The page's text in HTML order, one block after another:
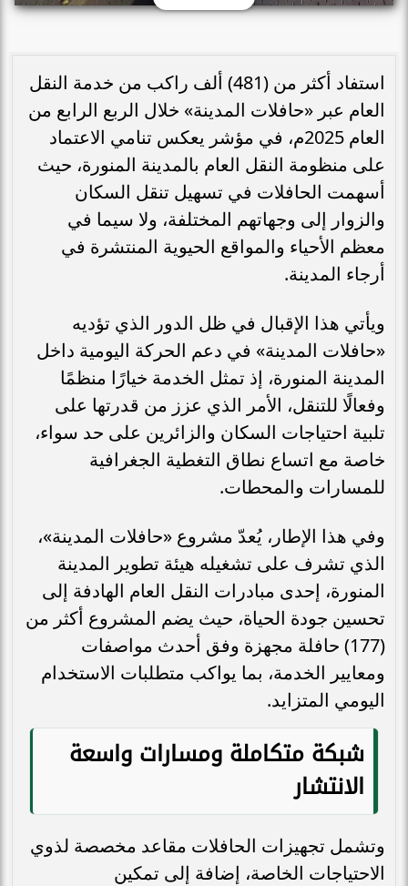
استفاد أكثر من (481) ألف راكب من خدمة النقل
العام عبر «حافلات المدينة» خلال الربع الرابع من
العام 2025م، في مؤشر يعكس تنامي الاعتماد
على منظومة النقل العام بالمدينة المنورة، حيث
أسهمت الحافلات في تسهيل تنقل السكان
والزوار إلى وجهاتهم المختلفة، ولا سيما في
معظم الأحياء والمواقع الحيوية المنتشرة في
أرجاء المدينة.
ويأتي هذا الإقبال في ظل الدور الذي تؤديه
«حافلات المدينة» في دعم الحركة اليومية داخل
المدينة المنورة، إذ تمثل الخدمة خيارًا منظمًا
وفعالًا للتنقل، الأمر الذي عزز من قدرتها على
تلبية احتياجات السكان والزائرين على حد سواء،
خاصة مع اتساع نطاق التغطية الجغرافية
للمسارات والمحطات.
وفي هذا الإطار، يُعدّ مشروع «حافلات المدينة»،
الذي تشرف على تشغيله هيئة تطوير المدينة
المنورة، إحدى مبادرات النقل العام الهادفة إلى
تحسين جودة الحياة، حيث يضم المشروع أكثر من
(177) حافلة مجهزة وفق أحدث مواصفات
ومعايير الخدمة، بما يواكب متطلبات الاستخدام
اليومي المتزايد.
شبكة متكاملة ومسارات واسعة
الانتشار
وتشمل تجهيزات الحافلات مقاعد مخصصة لذوي
الاحتياجات الخاصة، إضافة إلى تمكين